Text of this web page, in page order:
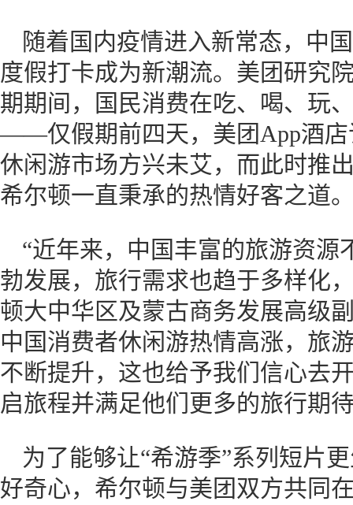
随着国内疫情进入新常态，中
度假打卡成为新潮流。美团研究
期期间，国民消费在吃、喝、玩
——仅假期前四天，美团App酒店
休闲游市场方兴未艾，而此时推
希尔顿一直秉承的热情好客之道
“近年来，中国丰富的旅游资
勃发展，旅行需求也趋于多样化
顿大中华区及蒙古商务发展高级
中国消费者休闲游热情高涨，旅
不断提升，这也给予我们信心去
启旅程并满足他们更多的旅行期
为了能够让“希游季”系列短片
好奇心，希尔顿与美团双方共同